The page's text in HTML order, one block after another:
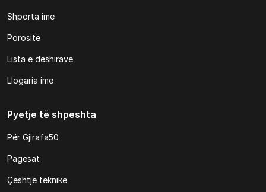
Shporta ime
Porositë
Lista e dëshirave
Llogaria ime
Pyetje të shpeshta
Për Gjirafa50
Pagesat
Çështje teknike